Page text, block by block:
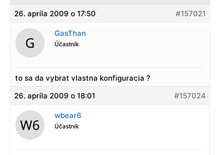
26. apríla 2009 o 17:50 #157021
GasThan
Účastník
to sa da vybrat vlastna konfiguracia ?
26. apríla 2009 o 18:01
#157024
wbear6
Účastník